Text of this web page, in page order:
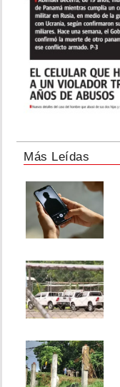
Más Leídas